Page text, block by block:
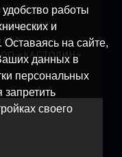
«КАСТОЛИН»
работы
и
на сайте,
данных в
персональных
своего